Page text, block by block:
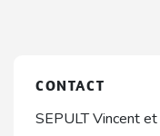
CONTACT
SEPULT Vincent